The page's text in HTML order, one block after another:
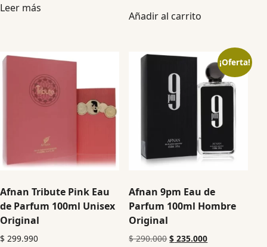
Leer más
Añadir al carrito
Afnan Tribute Pink Eau
de Parfum 100ml Unisex
Original
$ 299.990
¡Oferta!
Afnan 9pm Eau de
Parfum 100ml Hombre
Original
$290.000 $ 235.000